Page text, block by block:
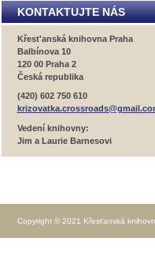
KONTAKTUJTE NÁS
Křest'anská knihovna Praha
Balbínova 10
120 00 Praha 2
Česká republika
(420) 602 750 610
Vedení knihovny:
Jim a Laurie Barnesovi
Copyright © 2021 Křesťanská